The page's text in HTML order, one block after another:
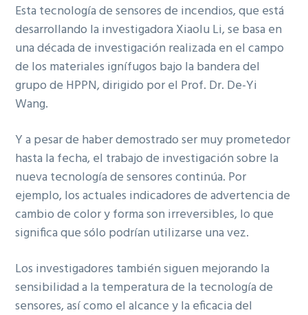
Esta tecnología de sensores de incendios, que está
desarrollando la investigadora Xiaolu Li, se basa en
una década de investigación realizada en el campo
de los materiales ignífugos bajo la bandera del
grupo de HPPN, dirigido por el Prof. Dr. De-Yi
Wang.
Y a pesar de haber demostrado ser muy prometedor
hasta la fecha, el trabajo de investigación sobre la
nueva tecnología de sensores continúa. Por
ejemplo, los actuales indicadores de advertencia de
cambio de color y forma son irreversibles, lo que
significa que sólo podrían utilizarse una vez.
Los investigadores también siguen mejorando la
sensibilidad a la temperatura de la tecnología de
sensores, así como el alcance y la eficacia del